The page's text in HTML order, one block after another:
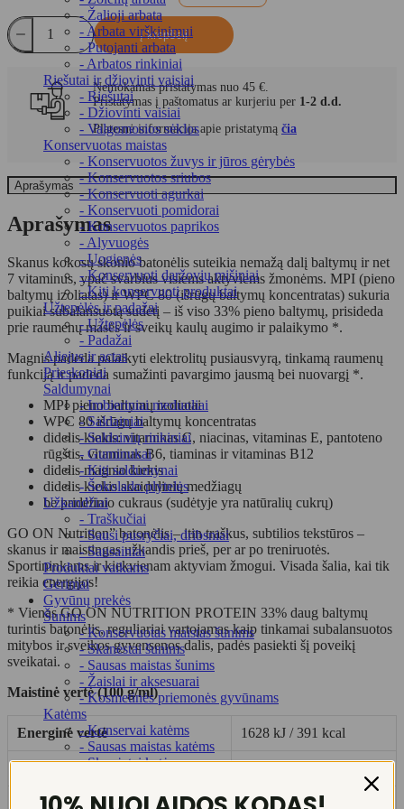
- Žalioji arbata
- Arbata virškinimui
- Putojanti arbata
- Arbatos rinkiniai
Riešutai ir džiovinti vaisiai
- Riešutai
- Džiovinti vaisiai
- Valgomosios sėklos
Konservuotas maistas
- Konservuotos žuvys ir jūros gėrybės
- Konservuotos sriubos
- Konservuoti agurkai
- Konservuoti pomidorai
- Konservuotos paprikos
- Alyvuogės
- Uogienės
- Konservuoti daržovių mišiniai
- Kiti konservuoti produktai
Užtepėlės ir padažai
- Užtepėlės
- Padažai
Aliejus ir actas
Prieskoniai
Saldumynai
- Imbieriniai meduoliai
- Saldainiai
- Saldainių rinkiniai
- Guminukai
- Kiti saldumynai
- Šokolado plytelės
Užkandžiai
- Traškučiai
- Sausi pusryčiai, dribsniai
- Sausainiai
Produktai vaikams
Gėrimai
Gyvūnų prekės
Šunims
- Konservuotas maistas šunims
- Skanėstai šunims
- Sausas maistas šunims
- Žaislai ir aksesuarai
- Kosmetinės priemonės gyvūnams
Katėms
- Konservai katėms
- Sausas maistas katėms
- Skanėstai katėms
- Kosmetinės priemonės gyvūnams
WAS:
41,99 €.
IS:
27,29 €.
produkto
kiekis:
Proteino
batonėlis
GO
ON
PROTEIN
33%
kokosų
skonio,
25
50
g
Į krepšelį
Nemokamas pristatymas nuo 45 €.
Pristatymas į paštomatus ar kurjeriu per 1-2 d.d.
Platesnė informacija apie pristatymą čia
Aprašymas
Aprašymas
Skanus kokosų skonio batonėlis suteikia nemažą dalį baltymų ir net
7 vitaminus, ypač svarbius visiems aktyviems žmonėms. MPI (pieno
baltymų izoliatas) ir WPC 80 (išrūgų baltymų koncentratas) sukuria
puikiai subalansuotą sudėtį – iš viso 33% pieno baltymų, prisideda
prie raumenų masės ir sveikų kaulų augimo ir palaikymo *.
Magnis padeda palaikyti elektrolitų pusiausvyrą, tinkamą raumenų
funkciją ir padeda sumažinti pavargimo jausmą bei nuovargį *.
MPI pieno baltymų izoliatai
WPC 80 išrūgų baltymų koncentratas
didelis kiekis: vitaminas C, niacinas, vitaminas E, pantoteno
rūgštis, vitaminas B6, tiaminas ir vitaminas B12
didelis magnio kiekis
didelis kiekis skaidulinių medžiagų
be pridėtinio cukraus (sudėtyje yra natūralių cukrų)
GO ON Nutrition” batonėlis – itin traškus, subtilios tekstūros –
skanus ir maistingas užkandis prieš, per ar po treniruotės.
Sportininkams ir kiekvienam aktyviam žmogui. Visada šalia, kai tik
reikia energijos!
* Vienas GO ON NUTRITION PROTEIN 33% daug baltymų
turintis batonėlis, reguliariai vartojamas kaip tinkamai subalansuotos
mitybos ir sveikos gyvensenos dalis, padės pasiekti šį poveikį
sveikatai.
Maistinė vertė (100 g/ml)
Energinė vertė 1628 kJ / 391 kcal
Angliavandeniai 21